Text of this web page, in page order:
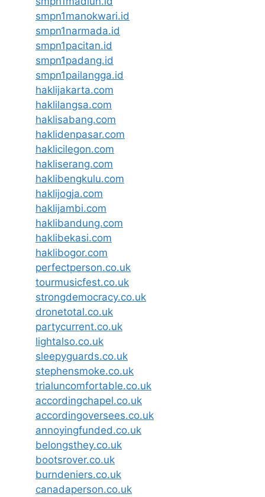
smpn1manokwari.id
smpn1narmada.id
smpn1pacitan.id
smpn1padang.id
smpn1pailangga.id
haklijakarta.com
haklilangsa.com
haklisabang.com
haklidenpasar.com
haklicilegon.com
hakliserang.com
haklibengkulu.com
haklijogja.com
haklijambi.com
haklibandung.com
haklibekasi.com
haklibogor.com
perfectperson.co.uk
tourmusicfest.co.uk
strongdemocracy.co.uk
dronetotal.co.uk
partycurrent.co.uk
lightalso.co.uk
sleepyguards.co.uk
stephensmoke.co.uk
trialuncomfortable.co.uk
accordingchapel.co.uk
accordingoversees.co.uk
annoyingfunded.co.uk
belongsthey.co.uk
bootsrover.co.uk
burndeniers.co.uk
canadaperson.co.uk